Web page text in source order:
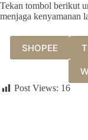
Tekan tombol berikut
menjaga kenyamanan
SHOPEE
Post Views: 16